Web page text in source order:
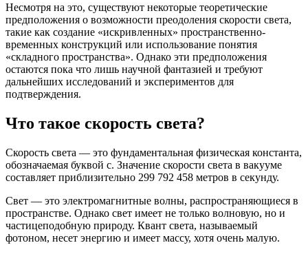
Несмотря на это, существуют некоторые теоретические
предположения о возможности преодоления скорости света,
такие как создание «искривленных» пространственно-
временных конструкций или использование понятия
«складного пространства». Однако эти предположения
остаются пока что лишь научной фантазией и требуют
дальнейших исследований и экспериментов для
подтверждения.
Что такое скорость света?
Скорость света — это фундаментальная физическая константа,
обозначаемая буквой c. Значение скорости света в вакууме
составляет приблизительно 299 792 458 метров в секунду.
Свет — это электромагнитные волны, распространяющиеся в
пространстве. Однако свет имеет не только волновую, но и
частицеподобную природу. Квант света, называемый
фотоном, несет энергию и имеет массу, хотя очень малую.